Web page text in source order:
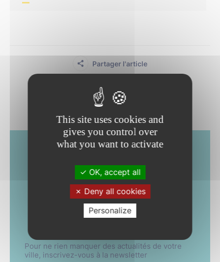
Partager l'article
NEWSLETTER
& SMS
Abonnez-vous !
Pour ne rien manquer des actualités de votre
ville, inscrivez-vous à la newsletter
This site uses cookies and
gives you control over
what you want to activate
OK, accept all
Deny all cookies
Personalize